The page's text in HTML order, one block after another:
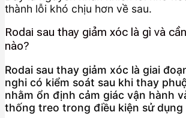
thành lỗi khó chịu hơn về sau.
Rodai sau thay giảm xóc là gì và
nào?
Rodai sau thay giảm xóc là giai
nghi có kiểm soát sau khi thay
nhằm ổn định cảm giác vận hành
thống treo trong điều kiện sử